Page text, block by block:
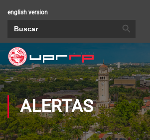
english version
ALERTAS